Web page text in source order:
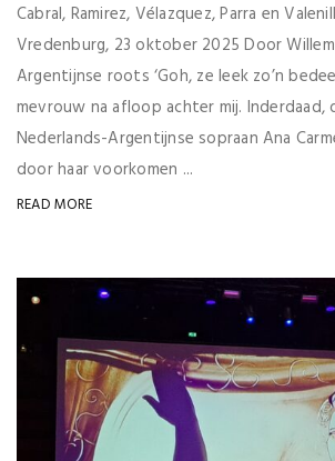
Cabral, Ramirez, Vélazquez, Parra en
Vredenburg, 23 oktober 2025 Door
Argentijnse roots ‘Goh, ze leek zo’n
mevrouw na afloop achter mij. Inderdaad,
Nederlands-Argentijnse sopraan Ana
door haar voorkomen ...
READ MORE